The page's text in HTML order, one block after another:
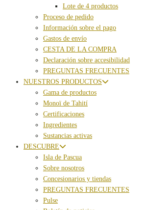
Lote de 4 productos
Proceso de pedido
Información sobre el pago
Gastos de envío
CESTA DE LA COMPRA
Declaración sobre accesibilidad
PREGUNTAS FRECUENTES
NUESTROS PRODUCTOS
Gama de productos
Monoï de Tahití
Certificaciones
Ingredientes
Sustancias activas
DESCUBRE
Isla de Pascua
Sobre nosotros
Concesionarios y tiendas
PREGUNTAS FRECUENTES
Pulse